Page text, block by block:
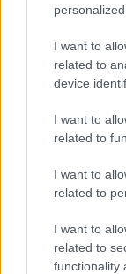
I want to
related to
device
I want to
related to
I want to
related to
I want to
related to
functionality
A BAROKK
GYŐRBEN
Középpontban a